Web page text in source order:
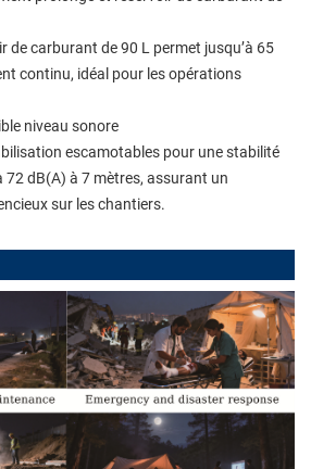
de carburant de 90 L permet jusqu’à 65
continu, idéal pour les opérations
niveau sonore
escamotables pour une stabilité
dB(A) à 7 mètres, assurant un
sur les chantiers.